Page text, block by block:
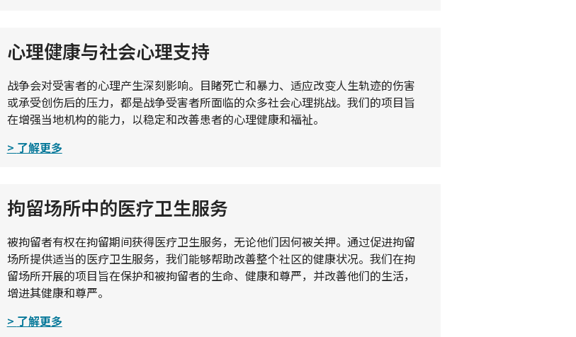
心理健康与社会心理支持
战争会对受害者的心理产生深刻影响。目睹死亡和暴力、适应改变人生轨迹的伤害
或承受创伤后的压力，都是战争受害者所面临的众多社会心理挑战。我们的项目旨
在增强当地机构的能力，以稳定和改善患者的心理健康和福祉。
了解更多
拘留场所中的医疗卫生服务
被拘留者有权在拘留期间获得医疗卫生服务，无论他们因何被关押。通过促进拘留
场所提供适当的医疗卫生服务，我们能够帮助改善整个社区的健康状况。我们在拘
留场所开展的项目旨在保护和被拘留者的生命、健康和尊严，并改善他们的生活，
增进其健康和尊严。
了解更多